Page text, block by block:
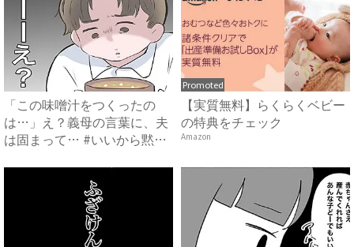
「この味噌汁をつくったの
は…」え？義母の言葉に、夫
は固まって… #いいから黙っ
Promoted
【実質無料】らくらくベビー
の特典をチェック
Amazon